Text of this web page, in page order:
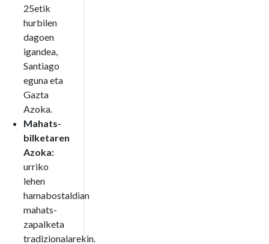
25etik
hurbilen
dagoen
igandea,
Santiago
eguna eta
Gazta
Azoka.
Mahats-
bilketaren
Azoka:
urriko
lehen
hamabostaldian
mahats-
zapalketa
tradizionalarekin.